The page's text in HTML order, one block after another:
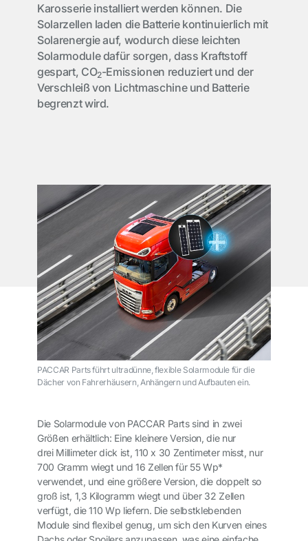
Karosserie installiert werden können. Die
Solarzellen laden die Batterie kontinuierlich mit
Solarenergie auf, wodurch diese leichten
Solarmodule dafür sorgen, dass Kraftstoff
gespart, CO2-Emissionen reduziert und der
Verschleiß von Lichtmaschine und Batterie
begrenzt wird.
PACCAR Parts führt ultradünne, flexible Solarmodule für die
Dächer von Fahrerhäusern, Anhängern und Aufbauten ein.
Die Solarmodule von PACCAR Parts sind in zwei
Größen erhältlich: Eine kleinere Version, die nur
drei Millimeter dick ist, 110 x 30 Zentimeter misst, nur
700 Gramm wiegt und 16 Zellen für 55 Wp*
verwendet, und eine größere Version, die doppelt so
groß ist, 1,3 Kilogramm wiegt und über 32 Zellen
verfügt, die 110 Wp liefern. Die selbstklebenden
Module sind flexibel genug, um sich den Kurven eines